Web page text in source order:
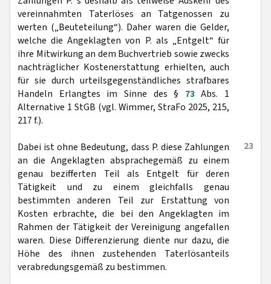
vereinnahmten Taterlöses an Tatgenossen zu
werten („Beuteteilung“). Daher waren die Gelder,
welche die Angeklagten von P. als „Entgelt“ für
ihre Mitwirkung an dem Buchvertrieb sowie zwecks
nachträglicher Kostenerstattung erhielten, auch
für sie durch urteilsgegenständliches strafbares
Handeln Erlangtes im Sinne des § 73Abs. 1
Alternative 1 StGB (vgl. Wimmer, StraFo 2025, 215,
217 f.).
23
Dabei ist ohne Bedeutung, dass P. diese Zahlungen
an die Angeklagten absprachegemäß zu einem
genau bezifferten Teil als Entgelt für deren
Tätigkeit und zu einem gleichfalls genau
bestimmten anderen Teil zur Erstattung von
Kosten erbrachte, die bei den Angeklagten im
Rahmen der Tätigkeit der Vereinigung angefallen
waren. Diese Differenzierung diente nur dazu, die
Höhe des ihnen zustehenden Taterlösanteils
verabredungsgemäß zu bestimmen.